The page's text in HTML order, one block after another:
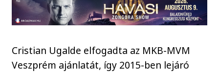
Cristian Ugalde elfogadta az MKB-MVM
Veszprém ajánlatát, így 2015-ben lejáró